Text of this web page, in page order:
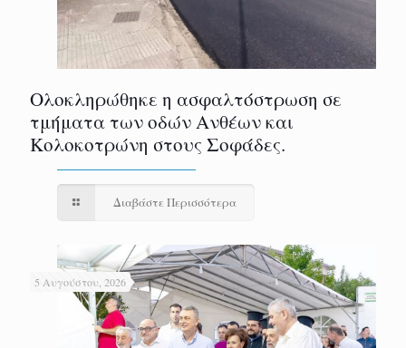
Ολοκληρώθηκε η ασφαλτόστρωση σε
τμήματα των οδών Ανθέων και
Κολοκοτρώνη στους Σοφάδες.
Διαβάστε Περισσότερα
5 Αυγούστου, 2026